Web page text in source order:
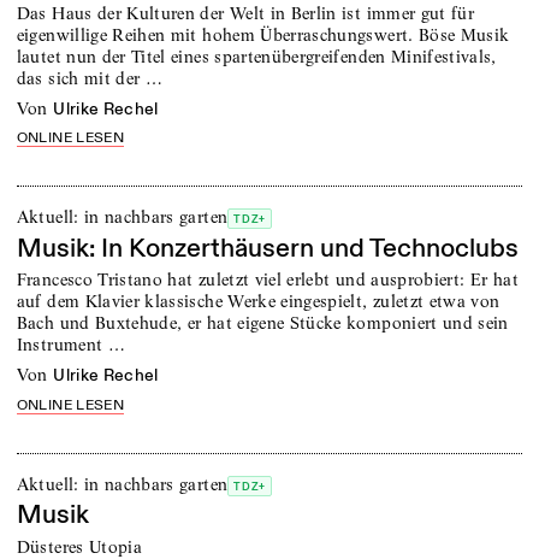
Das Haus der Kulturen der Welt in Berlin ist immer gut für
eigenwillige Reihen mit hohem Überraschungswert. Böse Musik
lautet nun der Titel eines spartenübergreifenden Minifestivals,
das sich mit der …
von Ulrike Rechel
ONLINE LESEN
Aktuell: in nachbars garten TDZ+
Musik: In Konzerthäusern und Technoclubs
Francesco Tristano hat zuletzt viel erlebt und ausprobiert: Er hat
auf dem Klavier klassische Werke eingespielt, zuletzt etwa von
Bach und Buxtehude, er hat eigene Stücke komponiert und sein
Instrument …
von Ulrike Rechel
ONLINE LESEN
Aktuell: in nachbars garten TDZ+
Musik
Düsteres Utopia